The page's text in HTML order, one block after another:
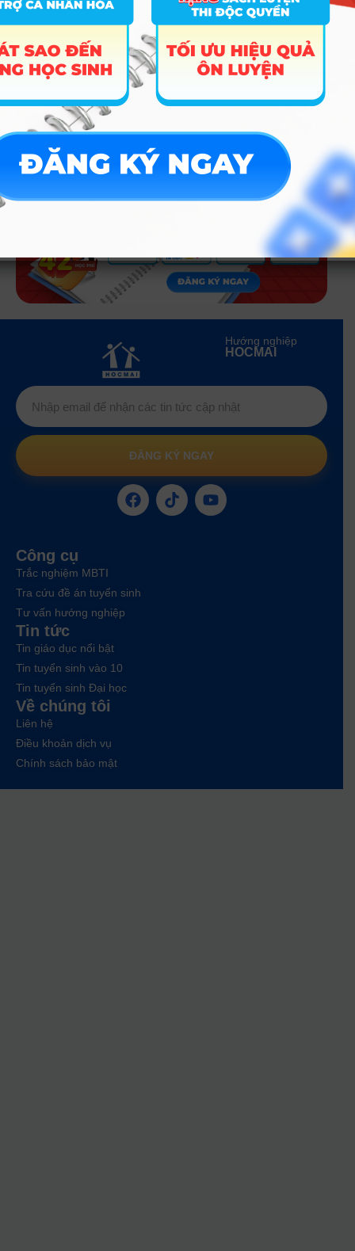
➜Trắc nghiệm MBTI
➜Tra cứu tổ hợp môn
➜ Quy đổi điểm thi
Điểm chuẩn Đại học
➜Xếp hạng điểm thi
Hướng nghiệp
HOCMAI
ĐĂNG KÝ NGAY
Công cụ
Trắc nghiệm MBTI
Tra cứu đề án tuyển sinh
Tư vấn hướng nghiệp
Tin tức
Tin giáo dục nổi bật
Tin tuyển sinh vào 10
Tin tuyển sinh Đại học
Về chúng tôi
Liên hệ
Điều khoản dịch vụ
Chính sách bảo mật